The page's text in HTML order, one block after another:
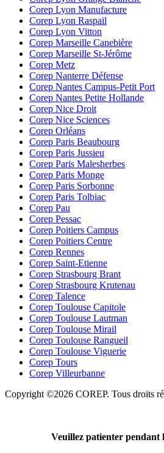
Corep Lyon Manufacture
Corep Lyon Raspail
Corep Lyon Vitton
Corep Marseille Canebière
Corep Marseille St-Jérôme
Corep Metz
Corep Nanterre Défense
Corep Nantes Campus-Petit Port
Corep Nantes Petite Hollande
Corep Nice Droit
Corep Nice Sciences
Corep Orléans
Corep Paris Beaubourg
Corep Paris Jussieu
Corep Paris Malesherbes
Corep Paris Monge
Corep Paris Sorbonne
Corep Paris Tolbiac
Corep Pau
Corep Pessac
Corep Poitiers Campus
Corep Poitiers Centre
Corep Rennes
Corep Saint-Etienne
Corep Strasbourg Brant
Corep Strasbourg Krutenau
Corep Talence
Corep Toulouse Capitole
Corep Toulouse Lautman
Corep Toulouse Mirail
Corep Toulouse Rangueil
Corep Toulouse Viguerie
Corep Tours
Corep Villeurbanne
Copyright ©2026 COREP. Tous droits
Veuillez patienter pendant